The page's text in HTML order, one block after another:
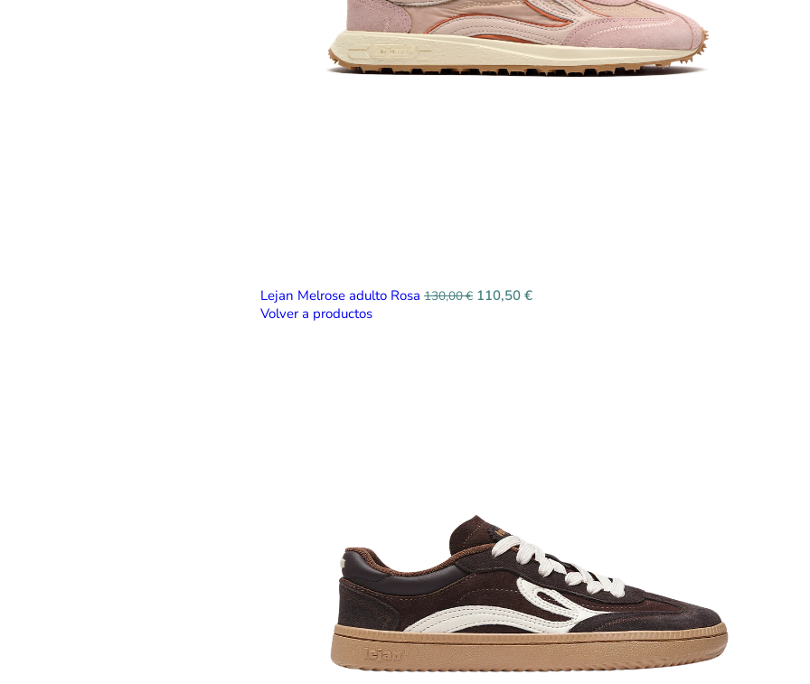
Lejan Melrose adulto Rosa 130,00€ 110,50 €
Volver a productos